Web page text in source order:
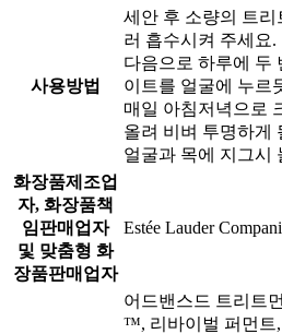
사용방법
세안 후 소량의 트
러 흡수시켜 주세요.
다음으로 하루에 두
이트를 얼굴에 누르
매일 아침저녁으로
올려 비벼 투명하게
얼굴과 목에 지그시
화장품제조업
자, 화장품책
임판매업자
및 맞춤형 화
장품판매업자
Estée Lauder
어드밴스드 트리트
™, 리바이벌 퍼먼트